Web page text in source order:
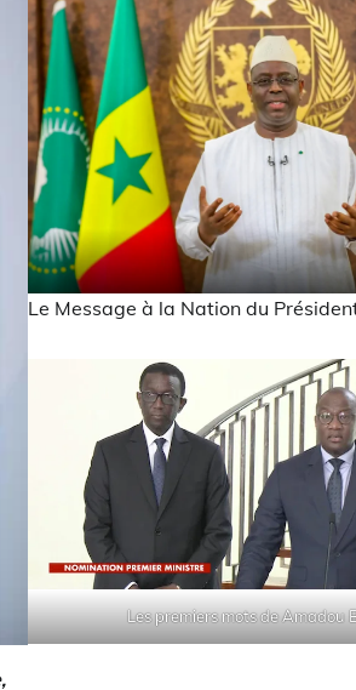
Le Message à la Nation du
Les premiers mots de Amadou